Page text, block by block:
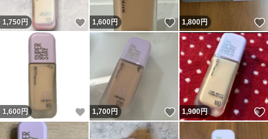
1,750円 いいね！
1,600円 いいね！
1,800円
1,600 円 いいね！
1,700円 いいね！
1,900円